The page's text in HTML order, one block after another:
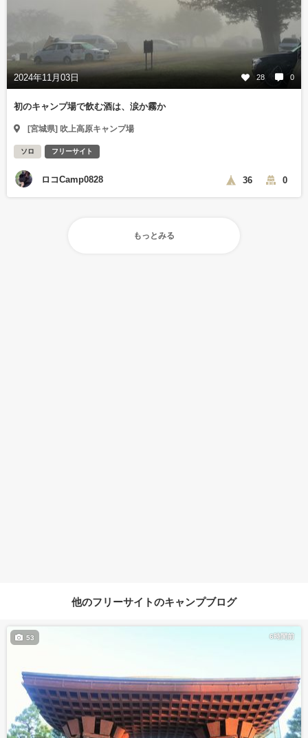
2024年11月03日 28 0
初のキャンプ場で飲む酒は、涙か霧か
[宮城県] 吹上高原キャンプ場
ソロ フリーサイト
ロコCamp0828 36 0
もっとみる
他のフリーサイトのキャンプブログ
6時間前
53